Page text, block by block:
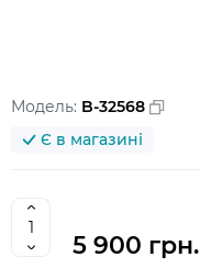
Модель: B-32568
Є в магазині
5 900 грн.